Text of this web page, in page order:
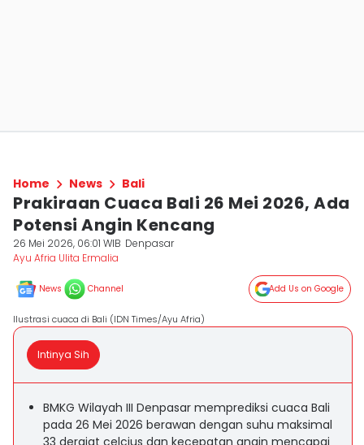
Home News Bali
Prakiraan Cuaca Bali 26 Mei 2026, Ada
Potensi Angin Kencang
26 Mei 2026, 06:01 WIB Denpasar
Ayu Afria Ulita Ermalia
News Channel Add Us on Google
Ilustrasi cuaca di Bali (IDN Times/Ayu Afria)
Intinya Sih
BMKG Wilayah III Denpasar memprediksi cuaca Bali
pada 26 Mei 2026 berawan dengan suhu maksimal
33 derajat celcius dan kecepatan angin mencapai